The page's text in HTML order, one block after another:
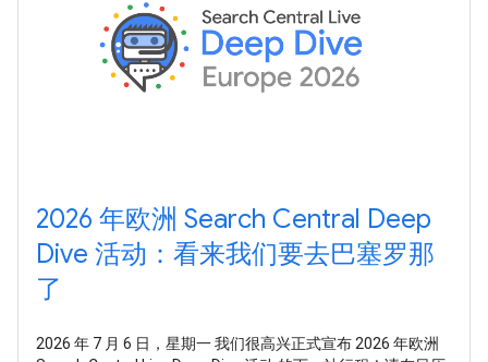
2026 年欧洲 Search Central Deep
Dive 活动：看来我们要去巴塞罗那
了
2026 年 7 月 6 日，星期一 我们很高兴正式宣布 2026 年欧洲